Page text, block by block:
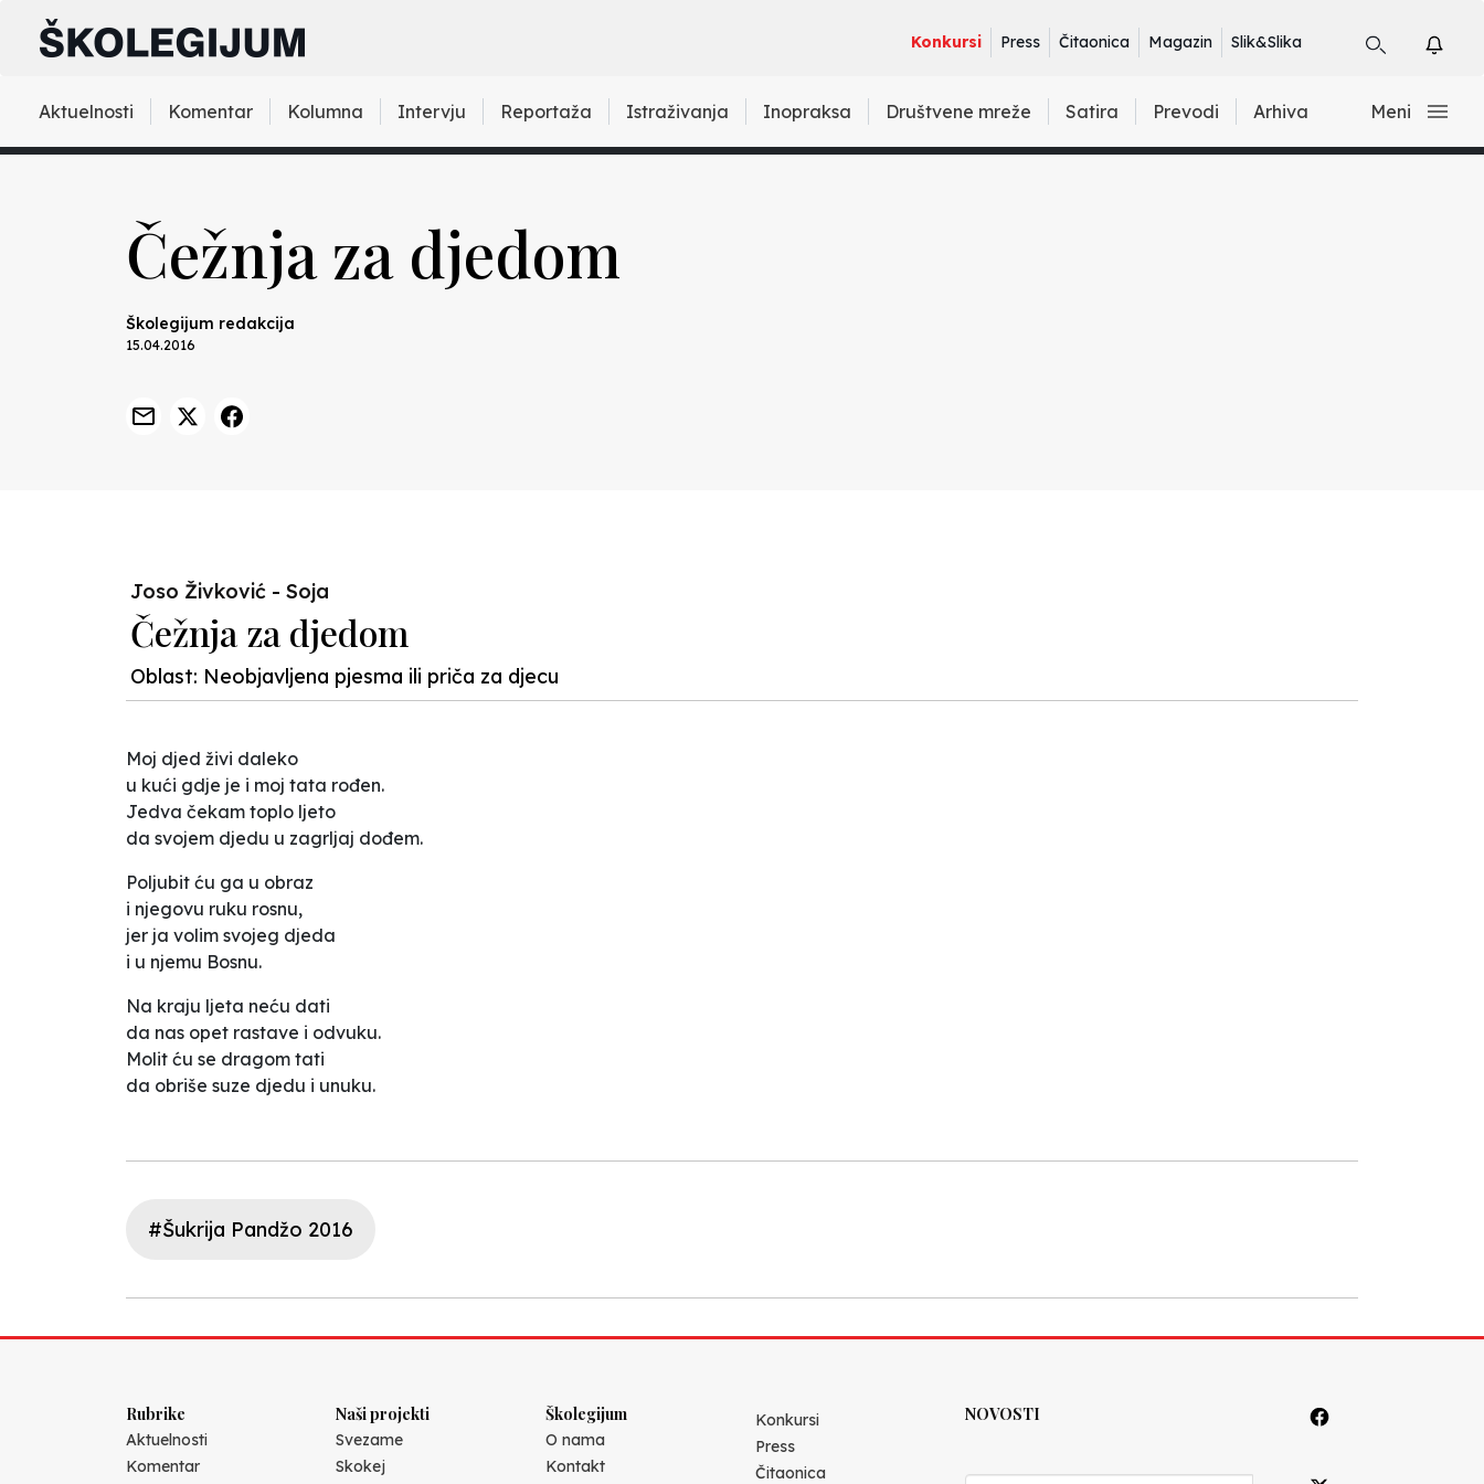
Konkursi Press Čitaonica Magazin Slik&Slika
Aktuelnosti Komentar Kolumna Intervju Reportaža Istraživanja Inopraksa Društvene mreže Satira Prevodi Arhiva Meni
Čežnja za djedom
Školegijum redakcija
15.04.2016
Joso Živković - Soja
Čežnja za djedom
Oblast: Neobjavljena pjesma ili priča za djecu
Moj djed živi daleko
u kući gdje je i moj tata rođen.
Jedva čekam toplo ljeto
da svojem djedu u zagrljaj dođem.
Poljubit ću ga u obraz
i njegovu ruku rosnu,
jer ja volim svojeg djeda
i u njemu Bosnu.
Na kraju ljeta neću dati
da nas opet rastave i odvuku.
Molit ću se dragom tati
da obriše suze djedu i unuku.
#Šukrija Pandžo 2016
Rubrike
Aktuelnosti
Komentar
Naši projekti
Svezame
Skokej
Školegijum
O nama
Kontakt
Konkursi
Press
Čitaonica
NOVOSTI